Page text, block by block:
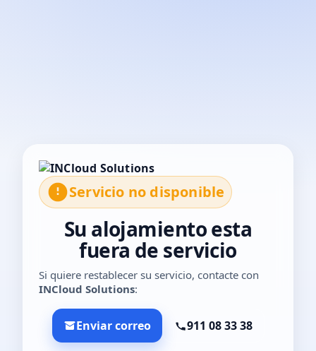
Servicio no disponible
Su alojamiento esta
fuera de servicio
Si quiere restablecer su servicio, contacte con
INCloud Solutions:
Enviar correo 911 08 33 38